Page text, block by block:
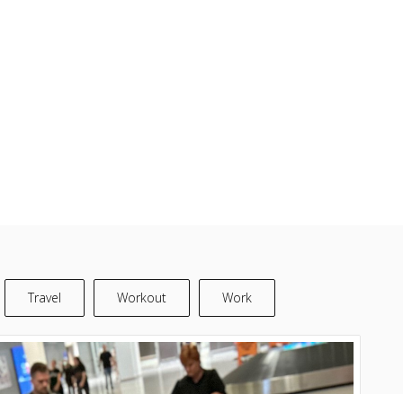
Travel Workout Work